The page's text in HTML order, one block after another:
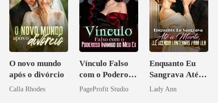
O novo mundo
após o divórcio
Calla Rhodes
Vínculo Falso
com o Poderoso
Inimigo do Meu
PageProfit Studio
Enquanto Eu
Sangrava Até a
Morte, Ele
Lady Ann